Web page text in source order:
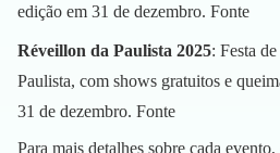
edição em 31 de dezembro. Fonte
Réveillon da Paulista 2025: Festa
Paulista, com shows gratuitos e
31 de dezembro. Fonte
Para mais detalhes sobre cada